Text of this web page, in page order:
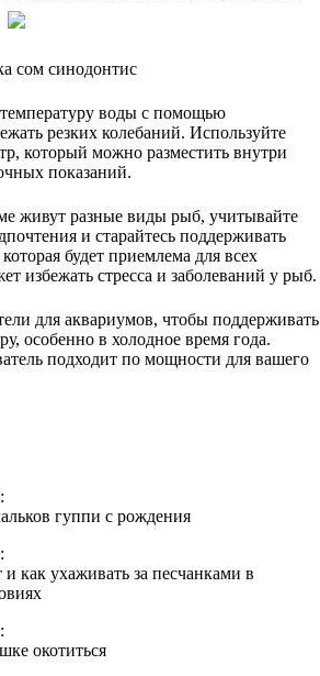
сом синодонтис
температуру воды с помощью
резких колебаний. Используйте
который можно разместить внутри
показаний.
живут разные виды рыб, учитывайте
и старайтесь поддерживать
будет приемлема для всех
избежать стресса и заболеваний у рыб.
для аквариумов, чтобы поддерживать
особенно в холодное время года.
подходит по мощности для вашего
гуппи с рождения
как ухаживать за песчанками в
окотиться